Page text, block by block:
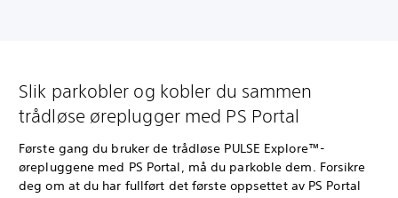
Slik parkobler og kobler du sammen
trådløse øreplugger med PS Portal
Første gang du bruker de trådløse PULSE Explore™-
ørepluggene med PS Portal, må du parkoble dem. Forsikre
deg om at du har fullført det første oppsettet av PS Portal